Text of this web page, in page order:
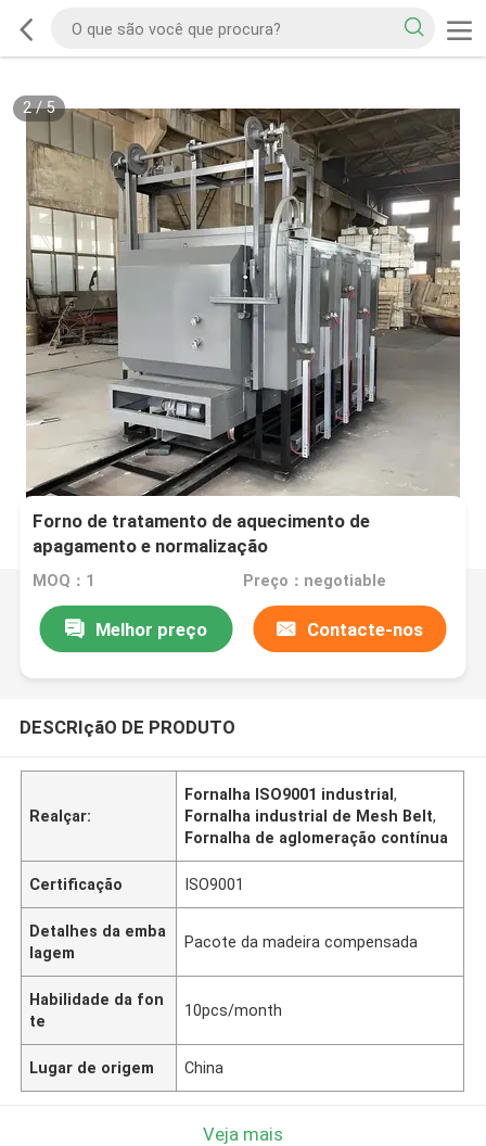
2/5
Forno de tratamento de aquecimento de
apagamento e normalização
MOQ：1 Preço：negotiable
Melhor preço Contacte-nos
DESCRIçãO DE PRODUTO
Realçar:
Fornalha ISO9001 industrial,
Fornalha industrial de Mesh Belt,
Fornalha de aglomeração contínua
Certificação ISO9001
Detalhes da emba
lagem
Pacote da madeira compensada
Habilidade da fon
te
10pcs/month
Lugar de origem China
Veja mais